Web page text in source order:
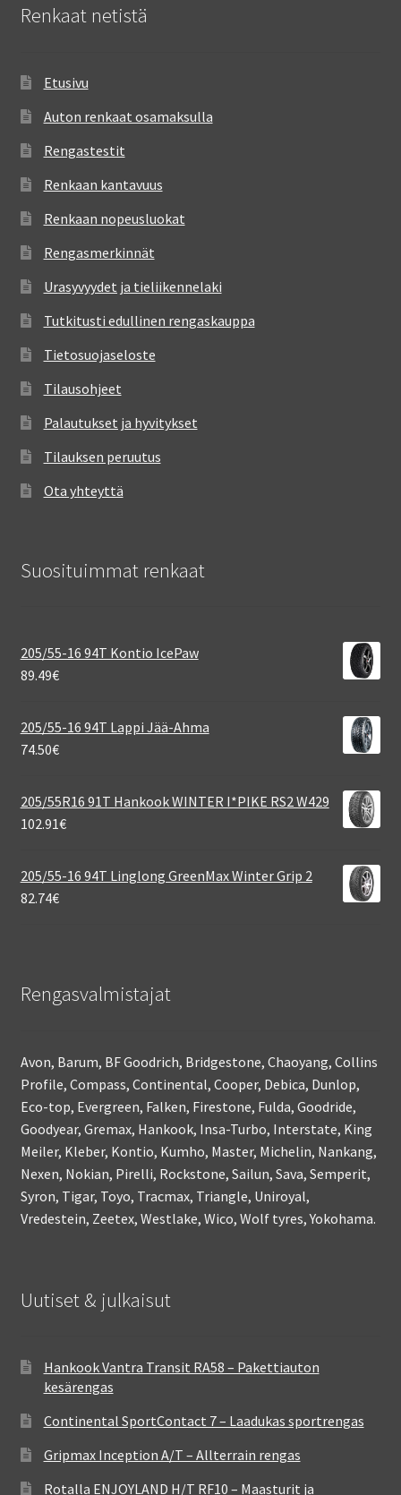
Renkaat netistä
Etusivu
Auton renkaat osamaksulla
Rengastestit
Renkaan kantavuus
Renkaan nopeusluokat
Rengasmerkinnät
Urasyvyydet ja tieliikennelaki
Tutkitusti edullinen rengaskauppa
Tietosuojaseloste
Tilausohjeet
Palautukset ja hyvitykset
Tilauksen peruutus
Ota yhteyttä
Suosituimmat renkaat
205/55-16 94T Kontio IcePaw
89.49€
205/55-16 94T Lappi Jää-Ahma
74.50€
205/55R16 91T Hankook WINTER I*PIKE RS2 W429
102.91€
205/55-16 94T Linglong GreenMax Winter Grip 2
82.74€
Rengasvalmistajat
Avon, Barum, BF Goodrich, Bridgestone, Chaoyang, Collins
Profile, Compass, Continental, Cooper, Debica, Dunlop,
Eco-top, Evergreen, Falken, Firestone, Fulda, Goodride,
Goodyear, Gremax, Hankook, Insa-Turbo, Interstate, King
Meiler, Kleber, Kontio, Kumho, Master, Michelin, Nankang,
Nexen, Nokian, Pirelli, Rockstone, Sailun, Sava, Semperit,
Syron, Tigar, Toyo, Tracmax, Triangle, Uniroyal,
Vredestein, Zeetex, Westlake, Wico, Wolf tyres, Yokohama.
Uutiset & julkaisut
Hankook Vantra Transit RA58 – Pakettiauton
kesärengas
Continental SportContact 7 – Laadukas sportrengas
Gripmax Inception A/T – Allterrain rengas
Rotalla ENJOYLAND H/T RF10 – Maasturit ja